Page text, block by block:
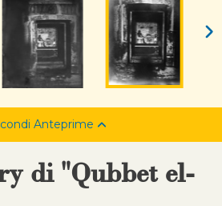
Anteprime
di "Qubbet el-